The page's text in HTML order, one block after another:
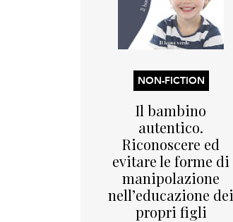
NON-FICTION
Il bambino
autentico.
Riconoscere ed
evitare le forme di
manipolazione
nell’educazione dei
propri figli